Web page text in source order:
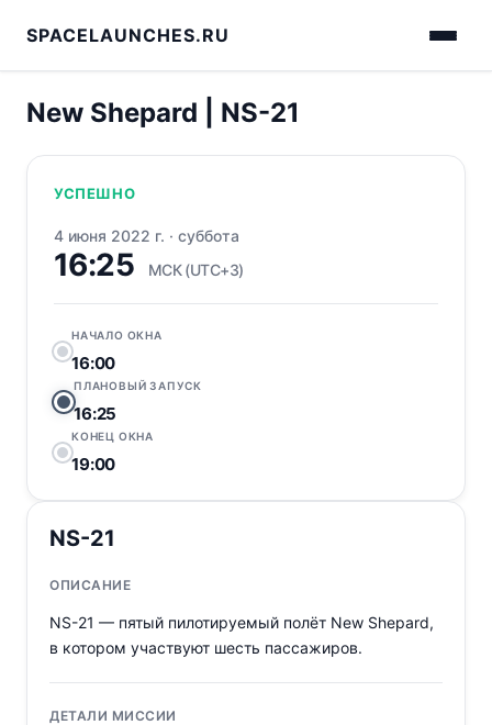
SPACELAUNCHES.RU
New Shepard | NS-21
УСПЕШНО
4 июня 2022 г. · суббота
16:25 МСК (UTC+3)
НАЧАЛО ОКНА
16:00
ПЛАНОВЫЙ ЗАПУСК
16:25
КОНЕЦ ОКНА
19:00
NS-21
ОПИСАНИЕ
NS-21 — пятый пилотируемый полёт New Shepard,
в котором участвуют шесть пассажиров.
ДЕТАЛИ МИССИИ